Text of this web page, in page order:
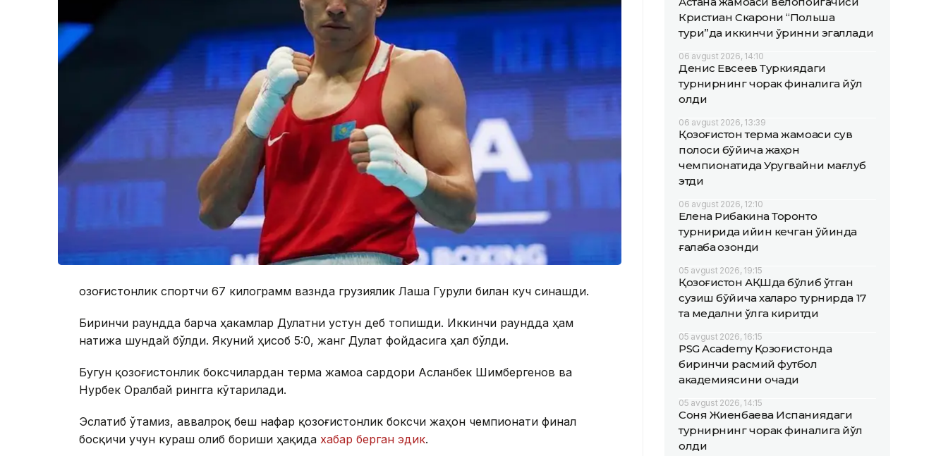
Қозоғистонлик спортчи 67 килограмм вазнда грузиялик Лаша Гурули билан куч синашди.
Биринчи раундда барча ҳакамлар Дулатни устун деб топишди. Иккинчи раундда ҳам
натижа шундай бўлди. Якуний ҳисоб 5:0, жанг Дулат фойдасига ҳал бўлди.
Бугун қозоғистонлик боксчилардан терма жамоа сардори Асланбек Шимбергенов ва
Нурбек Оралбай рингга кўтарилади.
Эслатиб ўтамиз, аввалроқ беш нафар қозоғистонлик боксчи жаҳон чемпионати финал
босқичи учун кураш олиб бориши ҳақида хабар берган эдик.
Кристиан Скарони “Польша
тури”да иккинчи ўринни эгаллади
06 avgust 2026, 14:10
Денис Евсеев Туркиядаги
турнирнинг чорак финалига йўл
олди
06 avgust 2026, 13:39
Қозоғистон терма жамоаси сув
полоси бўйича жаҳон
чемпионатида Уругвайни мағлуб
этди
06 avgust 2026, 12:10
Елена Рибакина Торонто
турнирида қийин кечган ўйинда
ғалаба қозонди
05 avgust 2026, 19:15
Қозоғистон АҚШда бўлиб ўтган
сузиш бўйича халқаро турнирда 17
та медални қўлга киритди
05 avgust 2026, 16:15
PSG Academy Қозоғистонда
биринчи расмий футбол
академиясини очади
05 avgust 2026, 14:15
Соня Жиенбаева Испаниядаги
турнирнинг чорак финалига йўл
олди